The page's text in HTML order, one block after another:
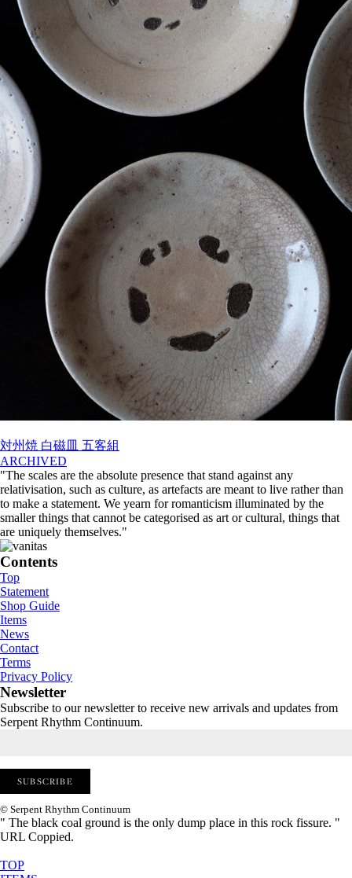
対州焼 白磁皿 五客組
ARCHIVED
"The scales are the absolute presence that stand against any
relativisation, such as culture, as artefacts are meant to live rather than
to make a statement. We yearn for romanticism illuminated by the
smaller things that cannot be categorised as art or cultural, things that
are uniquely themselves."
Contents
Top
Statement
Shop Guide
Items
News
Contact
Terms
Privacy Policy
Newsletter
Subscribe to our newsletter to receive new arrivals and updates from
Serpent Rhythm Continuum.
© Serpent Rhythm Continuum
" The black coal ground is the only dump place in this rock fissure. "
URL Coppied.
TOP